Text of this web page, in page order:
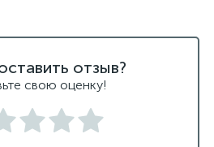
отзыв?
свою оценку!